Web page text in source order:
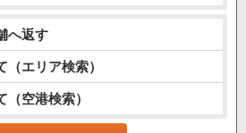
へ返す
（エリア検索）
（空港検索）